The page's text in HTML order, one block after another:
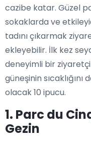
cazibe katar. Güzel
sokaklarda ve
tadını çıkarmak
ekleyebilir. İlk kez
deneyimli bir
güneşinin
olacak 10 ipucu.
1. Parc du
Gezin